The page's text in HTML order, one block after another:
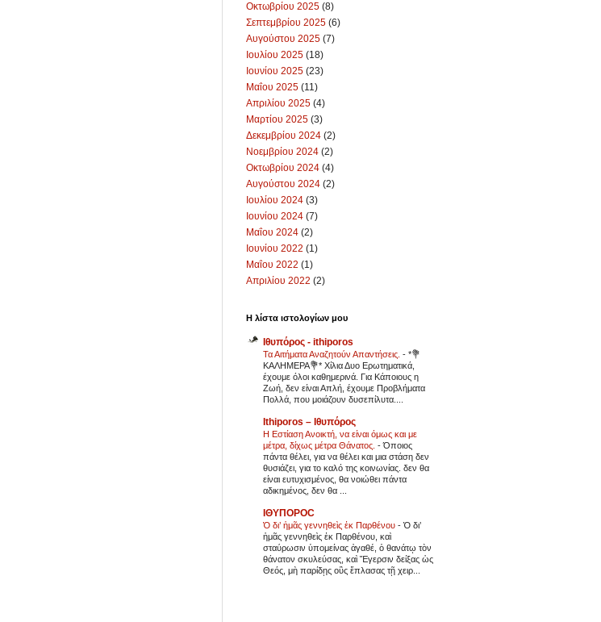
Οκτωβρίου 2025 (8)
Σεπτεμβρίου 2025 (6)
Αυγούστου 2025 (7)
Ιουλίου 2025 (18)
Ιουνίου 2025 (23)
Μαΐου 2025 (11)
Απριλίου 2025 (4)
Μαρτίου 2025 (3)
Δεκεμβρίου 2024 (2)
Νοεμβρίου 2024 (2)
Οκτωβρίου 2024 (4)
Αυγούστου 2024 (2)
Ιουλίου 2024 (3)
Ιουνίου 2024 (7)
Μαΐου 2024 (2)
Ιουνίου 2022 (1)
Μαΐου 2022 (1)
Απριλίου 2022 (2)
Η λίστα ιστολογίων μου
Ιθυπόρος - ithiporos
Τα Αιτήματα Αναζητούν Απαντήσεις. - *💐
ΚΑΛΗΜΕΡΑ💐* Χίλια Δυο Ερωτηματικά,
έχουμε όλοι καθημερινά. Για Κάποιους η
Ζωή, δεν είναι Απλή, έχουμε Προβλήματα
Πολλά, που μοιάζουν δυσεπίλυτα....
Ithiporos – Ιθυπόρος
Η Εστίαση Ανοικτή, να είναι όμως και με
μέτρα, δίχως μέτρα Θάνατος. -Όποιος
πάντα θέλει, για να θέλει και μια στάση δεν
θυσιάζει, για το καλό της κοινωνίας. δεν θα
είναι ευτυχισμένος, θα νοιώθει πάντα
αδικημένος, δεν θα ...
ΙΘΥΠΟΡΟC
Ὁ δι’ ἡμᾶς γεννηθεὶς ἐκ Παρθένου - Ὁ δι’
ἡμᾶς γεννηθεὶς ἐκ Παρθένου, καὶ
σταύρωσιν ὑπομείνας ἀγαθέ, ὁ θανάτῳ τὸν
θάνατον σκυλεύσας, καὶ Ἔγερσιν δείξας ὡς
Θεός, μὴ παρίδῃς οὓς ἔπλασας τῇ χειρ...